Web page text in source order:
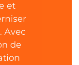
et
Avec
de